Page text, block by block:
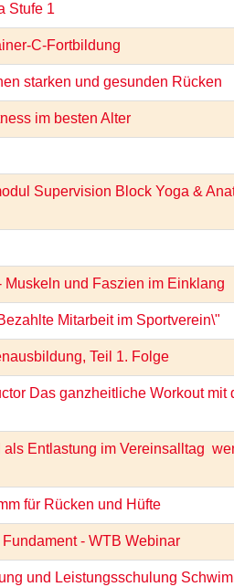
Stufe 1
C-Fortbildung
starken und gesunden Rücken
im besten Alter
Supervision Block Yoga &
und Faszien im Einklang
Mitarbeit im Sportverein\"
Teil 1. Folge
Das ganzheitliche Workout mit
als Entlastung im Vereinsalltag 
für Rücken und Hüfte
- WTB Webinar
und Leistungsschulung